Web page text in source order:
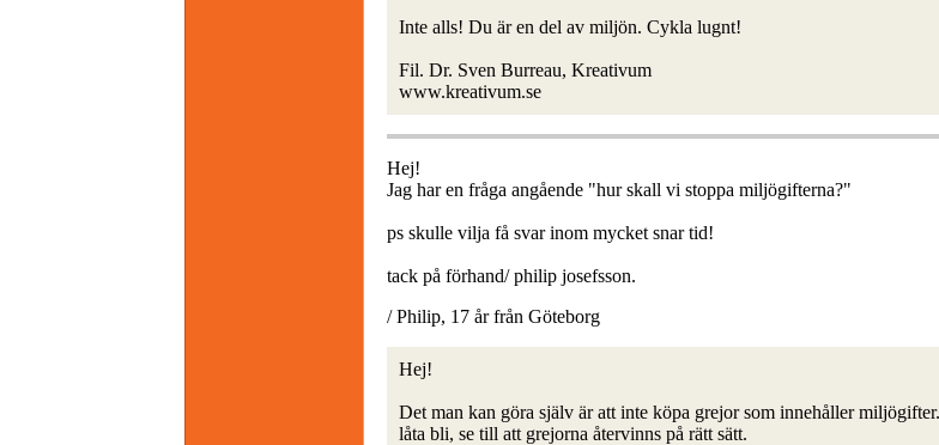
Inte alls! Du är en del av miljön. Cykla lugnt!
Fil. Dr. Sven Burreau, Kreativum
www.kreativum.se
Hej!
Jag har en fråga angående "hur skall vi stoppa miljögifterna?"
ps skulle vilja få svar inom mycket snar tid!
tack på förhand/ philip josefsson.
/ Philip, 17 år från Göteborg
Hej!
Det man kan göra själv är att inte köpa grejor som innehåller
låta bli, se till att grejorna återvinns på rätt sätt.